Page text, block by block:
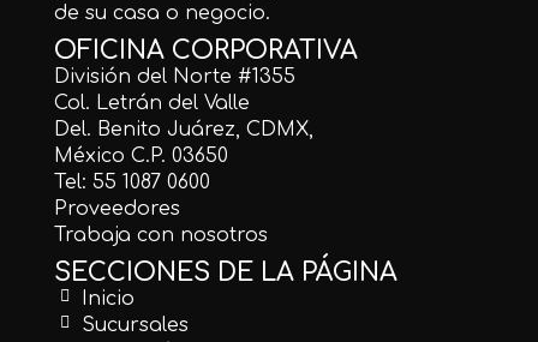
de su casa o negocio.
OFICINA CORPORATIVA
División del Norte #1355
Col. Letrán del Valle
Del. Benito Juárez, CDMX,
México C.P. 03650
Tel: 55 1087 0600
Proveedores
Trabaja con nosotros
SECCIONES DE LA PÁGINA
Inicio
Sucursales